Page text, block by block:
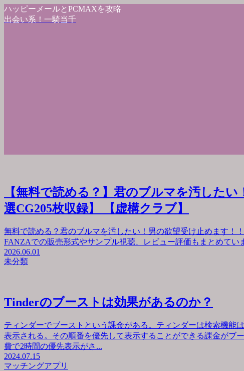
ハッピーメールとPCMAXを攻略
出会い系！一騎当千
【無料で読める？】君のブルマを汚した
選CG205枚収録】 【虚構クラブ】
無料で読める？君のブルマを汚したい！男の欲望受け止めます！
FANZAでの販売形式やサンプル視聴、レビュー評価もまとめてい
2026.06.01
未分類
Tinderのブーストは効果があるのか？
ティンダーでブーストという課金がある。ティンダーは検索機能
表示される。その順番を優先して表示することができる課金がブ
費で2時間の優先表示がさ...
2024.07.15
マッチングアプリ